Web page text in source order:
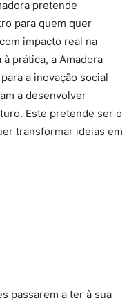
pretende
para quem quer
impacto real na
prática, a Amadora
a inovação social
a desenvolver
Este pretende ser o
transformar ideias em
passarem a ter à sua